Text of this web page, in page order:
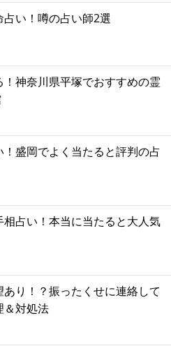
い！噂の占い師2選
神奈川県平塚でおすすめの霊
盛岡でよく当たると評判の占
占い！本当に当たると大人気
り！？振ったくせに連絡して
＆対処法